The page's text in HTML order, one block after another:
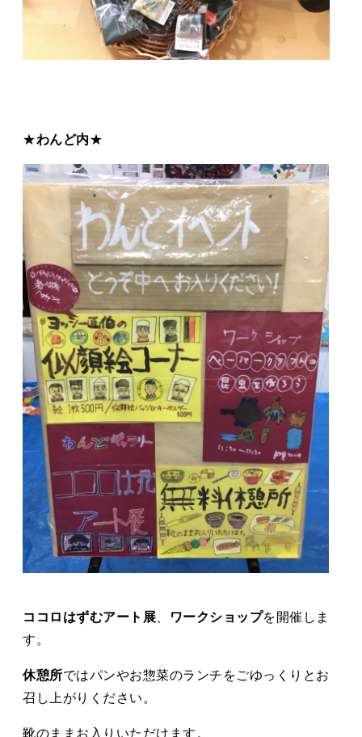
★わんど内★
ココロはずむアート展 ワークショップを開催しま
す。
休憩所ではパンやお惣菜のランチをごゆっくりとお
召し上がりください。
靴のままお入りいただけます。